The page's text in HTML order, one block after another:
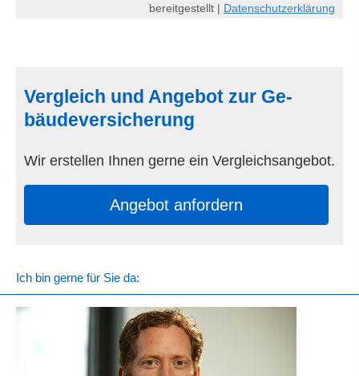
bereitgestellt | Datenschutzerklärung
Vergleich und Angebot zur Ge­
bäude­ver­si­che­rung
Wir erstellen Ihnen gerne ein Vergleichsangebot.
An­ge­bot an­for­dern
Ich bin gerne für Sie da: